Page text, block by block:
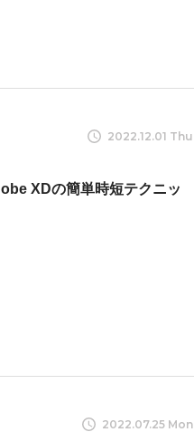
2022.12.01 Thu
XDの簡単時短テクニッ
2022.07.25 Mon